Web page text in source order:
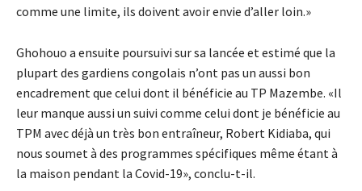
comme une limite, ils doivent avoir envie d’aller loin.»
Ghohouo a ensuite poursuivi sur sa lancée et estimé que la
plupart des gardiens congolais n’ont pas un aussi bon
encadrement que celui dont il bénéficie au TP Mazembe. «Il
leur manque aussi un suivi comme celui dont je bénéficie au
TPM avec déjà un très bon entraîneur, Robert Kidiaba, qui
nous soumet à des programmes spécifiques même étant à
la maison pendant la Covid-19», conclu-t-il.